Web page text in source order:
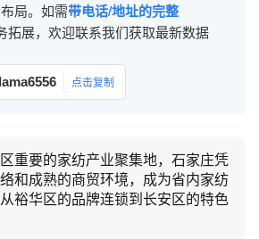
局。如需带电话/地址的完整
拓展，欢迎联系我们获取最新数据
点击复制
重要的家纺产业聚集地，石家庄凭
和成熟的商贸环境，成为省内家纺
裕华区的品牌连锁到长安区的特色